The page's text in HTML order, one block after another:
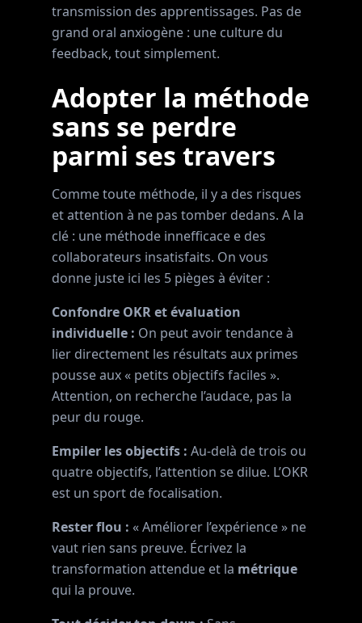
transmission des apprentissages. Pas de
grand oral anxiogène : une culture du
feedback, tout simplement.
Adopter la méthode
sans se perdre
parmi ses travers
Comme toute méthode, il y a des risques
et attention à ne pas tomber dedans. A la
clé : une méthode innefficace e des
collaborateurs insatisfaits. On vous
donne juste ici les 5 pièges à éviter :
Confondre OKR et évaluation
individuelle : On peut avoir tendance à
lier directement les résultats aux primes
pousse aux « petits objectifs faciles ».
Attention, on recherche l’audace, pas la
peur du rouge.
Empiler les objectifs : Au‑delà de trois ou
quatre objectifs, l’attention se dilue. L’OKR
est un sport de focalisation.
Rester flou : « Améliorer l’expérience » ne
vaut rien sans preuve. Écrivez la
transformation attendue et la métrique
qui la prouve.